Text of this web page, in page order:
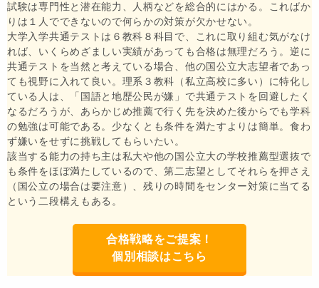
試験は専門性と潜在能力、人柄などを総合的にはかる。こればか
りは１人でできないので何らかの対策が欠かせない。
大学入学共通テストは６教科８科目で、これに取り組む気がなけ
れば、いくらめざましい実績があっても合格は無理だろう。逆に
共通テストを当然と考えている場合、他の国公立大志望者であっ
ても視野に入れて良い。理系３教科（私立高校に多い）に特化し
ている人は、「国語と地歴公民が嫌」で共通テストを回避したく
なるだろうが、あらかじめ推薦で行く先を決めた後からでも学科
の勉強は可能である。少なくとも条件を満たすよりは簡単。食わ
ず嫌いをせずに挑戦してもらいたい。
該当する能力の持ち主は私大や他の国公立大の学校推薦型選抜で
も条件をほぼ満たしているので、第二志望としてそれらを押さえ
（国公立の場合は要注意）、残りの時間をセンター対策に当てる
という二段構えもある。
合格戦略をご提案！
個別相談はこちら